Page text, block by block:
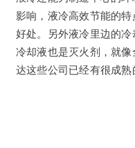
影响，液冷高效节能的
好处。另外液冷里边的
冷却液也是灭火剂，就
达这些公司已经有很成